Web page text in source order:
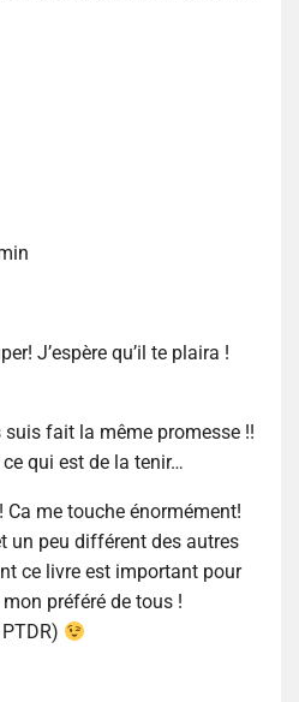
J’espère qu’il te plaira !
suis fait la même promesse !!
qui est de la tenir…
Ca me touche énormément!
un peu différent des autres
ce livre est important pour
mon préféré de tous !